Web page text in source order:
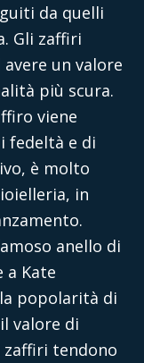
da quelli
Gli zaffiri
un valore
più scura.
viene
fedeltà e di
è molto
in
anello di
a Kate
popolarità di
valore di
tendono